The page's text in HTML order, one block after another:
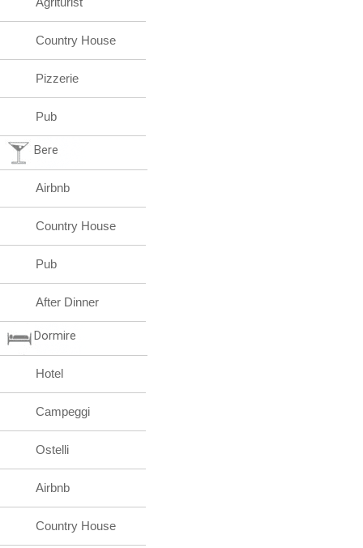
Country House
Pizzerie
Pub
Bere
Airbnb
Country House
Pub
After Dinner
Dormire
Hotel
Campeggi
Ostelli
Airbnb
Country House